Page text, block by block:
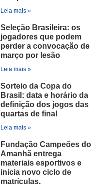
Leia mais »
Seleção Brasileira: os
jogadores que podem
perder a convocação de
março por lesão
Leia mais »
Sorteio da Copa do
Brasil: data e horário da
definição dos jogos das
quartas de final
Leia mais »
Fundação Campeões do
Amanhã entrega
materiais esportivos e
inicia novo ciclo de
matrículas.